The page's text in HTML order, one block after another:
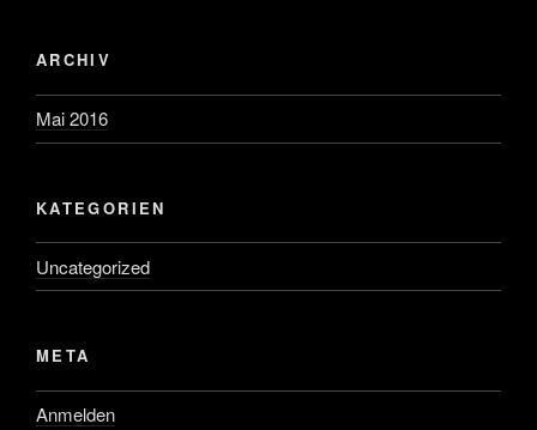
ARCHIV
Mai 2016
KATEGORIEN
Uncategorized
META
Anmelden